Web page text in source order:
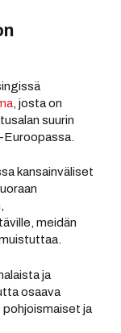
, josta on
suurin
kansainväliset
meidän
ja
osaava
pohjoismaiset ja